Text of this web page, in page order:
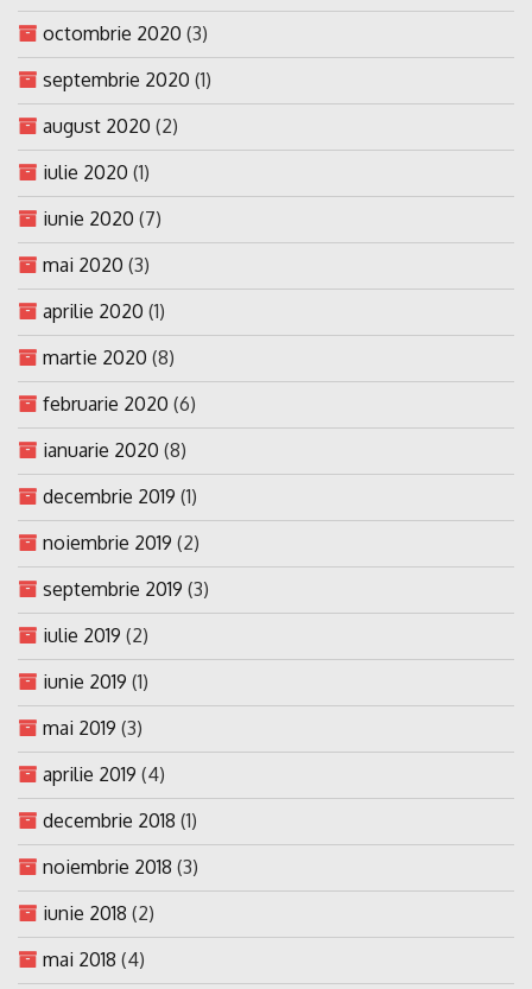
octombrie 2020 (3)
septembrie 2020 (1)
august 2020 (2)
iulie 2020 (1)
iunie 2020 (7)
mai 2020 (3)
aprilie 2020 (1)
martie 2020 (8)
februarie 2020 (6)
ianuarie 2020 (8)
decembrie 2019 (1)
noiembrie 2019 (2)
septembrie 2019 (3)
iulie 2019 (2)
iunie 2019 (1)
mai 2019 (3)
aprilie 2019 (4)
decembrie 2018 (1)
noiembrie 2018 (3)
iunie 2018 (2)
mai 2018 (4)